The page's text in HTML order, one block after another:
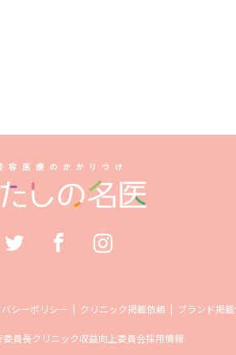
シーポリシー クリニック掲載依頼 ブランド掲
委員長クリニック収益向上委員会採用情報